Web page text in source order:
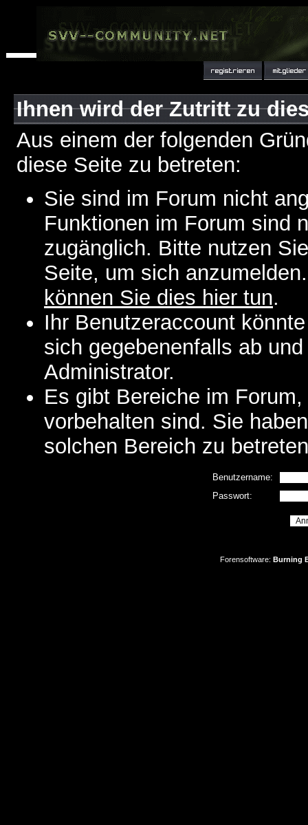
Ihnen wird der Zutritt zu
Aus einem der folgenden
diese Seite zu betreten:
Sie sind im Forum nicht
Funktionen im Forum sind
zugänglich. Bitte nutzen
Seite, um sich
können Sie dies hier tun.
Ihr Benutzeraccount
sich gegebenenfalls ab
Administrator.
Es gibt Bereiche im
vorbehalten sind. Sie
solchen Bereich zu
Benutzername:
Passwort:
Forensoftware: Burning